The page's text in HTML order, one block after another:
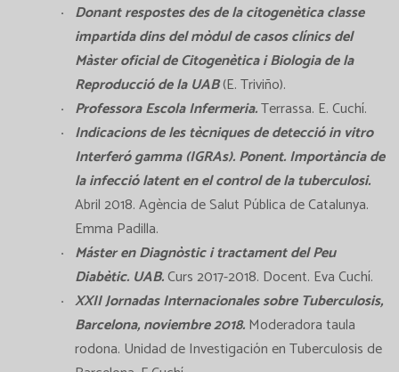
Donant respostes des de la citogenètica classe
impartida dins del mòdul de casos clínics del
Màster oficial de Citogenètica i Biologia de la
Reproducció de la UAB(E. Triviño).
Professora Escola Infermeria.Terrassa. E. Cuchí.
Indicacions de les tècniques de detecció in vitro
Interferó gamma (IGRAs). Ponent. Importància de
la infecció latent en el control de la tuberculosi.
Abril 2018. Agència de Salut Pública de Catalunya.
Emma Padilla.
Máster en Diagnòstic i tractament del Peu
Diabètic. UAB.Curs 2017-2018. Docent. Eva Cuchí.
XXII Jornadas Internacionales sobre Tuberculosis,
Barcelona, noviembre 2018.Moderadora taula
rodona. Unidad de Investigación en Tuberculosis de